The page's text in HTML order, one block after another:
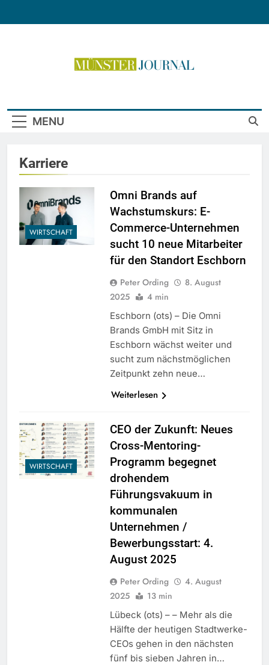
MENU
Karriere
WIRTSCHAFT
Omni Brands auf
Wachstumskurs: E-
Commerce-Unternehmen
sucht 10 neue Mitarbeiter
für den Standort Eschborn
Peter Ording
8. August
2025
4 min
Eschborn (ots) – Die Omni
Brands GmbH mit Sitz in
Eschborn wächst weiter und
sucht zum nächstmöglichen
Zeitpunkt zehn neue…
Weiterlesen
WIRTSCHAFT
CEO der Zukunft: Neues
Cross-Mentoring-
Programm begegnet
drohendem
Führungsvakuum in
kommunalen
Unternehmen /
Bewerbungsstart: 4.
August 2025
Peter Ording
4. August
2025
13 min
Lübeck (ots) – – Mehr als die
Hälfte der heutigen Stadtwerke-
CEOs gehen in den nächsten
fünf bis sieben Jahren in…